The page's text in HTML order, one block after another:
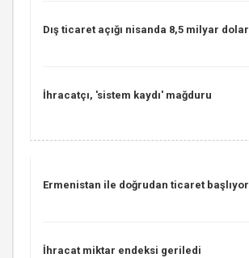
Dış ticaret açığı nisanda 8,5 milyar dolar
İhracatçı, 'sistem kaydı' mağduru
Ermenistan ile doğrudan ticaret başlıyor
İhracat miktar endeksi geriledi